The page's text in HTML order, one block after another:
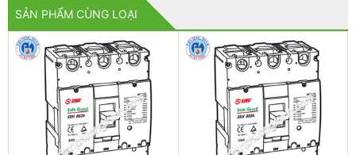
SẢN PHẨM CÙNG LOẠI